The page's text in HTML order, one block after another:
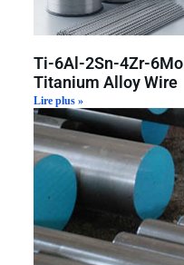
Ti-6Al-2Sn-4Zr-6Mo
Titanium Alloy Wire
Lire plus »